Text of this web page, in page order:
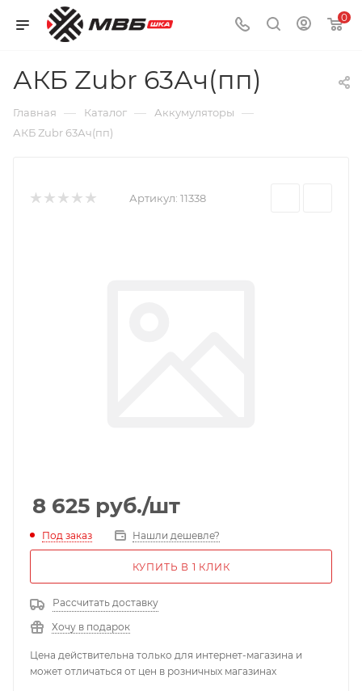
0
АКБ Zubr 63Ач(пп)
Главная — Каталог — Аккумуляторы —
АКБ Zubr 63Ач(пп)
Артикул: 11338
8 625 руб./шт
Под заказ Нашли дешевле?
КУПИТЬ В 1 КЛИК
Рассчитать доставку
Хочу в подарок
Цена действительна только для интернет-магазина и
может отличаться от цен в розничных магазинах